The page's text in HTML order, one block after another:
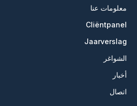
معلومات عنا
Cliëntpanel
Jaarverslag
الشواغر
أخبار
اتصال